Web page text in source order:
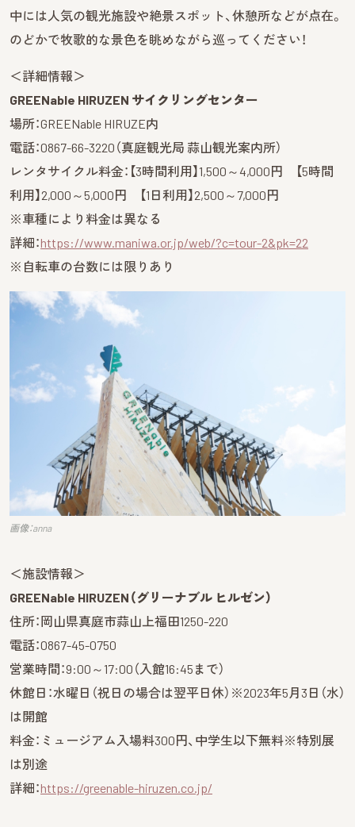
中には人気の観光施設や絶景スポット、休憩所などが点在。
のどかで牧歌的な景色を眺めながら巡ってください！
＜詳細情報＞
GREENable HIRUZEN サイクリングセンター
場所：GREENable HIRUZE内
電話：0867-66-3220（真庭観光局 蒜山観光案内所）
レンタサイクル料金：【3時間利用】1,500～4,000円 【5時間
利用】2,000～5,000円 【1日利用】2,500～7,000円
※車種により料金は異なる
詳細：https://www.maniwa.or.jp/web/?c=tour-2&pk=22
※自転車の台数には限りあり
画像：anna
＜施設情報＞
GREENable HIRUZEN（グリーナブル ヒルゼン）
住所：岡山県真庭市蒜山上福田1250-220
電話：0867-45-0750
営業時間：9:00～17:00（入館16:45まで）
休館日：水曜日（祝日の場合は翌平日休）※2023年5月3日（水）
は開館
料金：ミュージアム入場料300円、中学生以下無料※特別展
は別途
詳細：https://greenable-hiruzen.co.jp/